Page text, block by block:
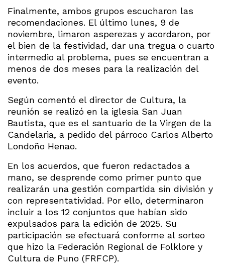
Finalmente, ambos grupos escucharon las
recomendaciones. El último lunes, 9 de
noviembre, limaron asperezas y acordaron, por
el bien de la festividad, dar una tregua o cuarto
intermedio al problema, pues se encuentran a
menos de dos meses para la realización del
evento.
Según comentó el director de Cultura, la
reunión se realizó en la iglesia San Juan
Bautista, que es el santuario de la Virgen de la
Candelaria, a pedido del párroco Carlos Alberto
Londoño Henao.
En los acuerdos, que fueron redactados a
mano, se desprende como primer punto que
realizarán una gestión compartida sin división y
con representatividad. Por ello, determinaron
incluir a los 12 conjuntos que habían sido
expulsados para la edición de 2025. Su
participación se efectuará conforme al sorteo
que hizo la Federación Regional de Folklore y
Cultura de Puno (FRFCP).